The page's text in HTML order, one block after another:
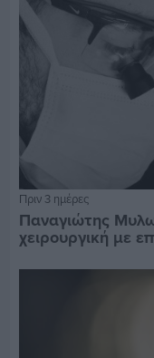
Πριν 3 ημέρες
Παναγιώτης
χειρουργική με